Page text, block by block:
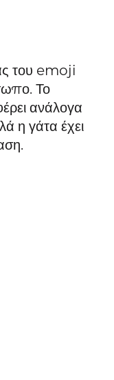
του emoji
Το
ανάλογα
η γάτα έχει